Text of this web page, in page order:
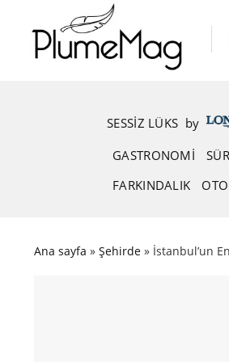
content
SESSIZ LÜKS by
GASTRONOMI
FARKINDALIK
Ana sayfa » Şehirde » İstanbul’un